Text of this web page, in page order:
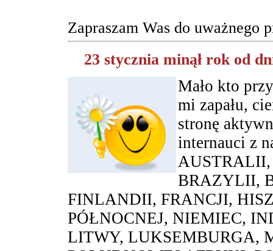
Zapraszam Was do uważnego
23 stycznia minął rok od
Mało kto
mi zapału,
stronę
internauci z
BRAZYLII,
FINLANDII, FRANCJI,
PÓŁNOCNEJ, NIEMIEC,
LITWY, LUKSEMBURGA,